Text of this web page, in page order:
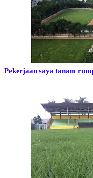
Pekerjaan saya tanam